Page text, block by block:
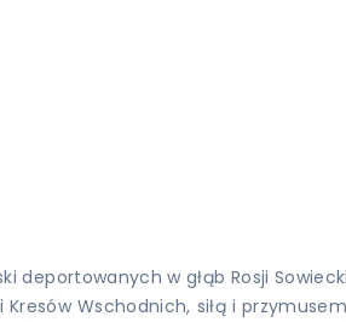
w głąb Rosji
Wschodnich, siłą i